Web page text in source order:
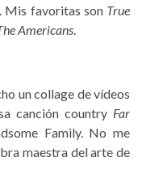
Mis favoritas son True
Americans
un collage de vídeos
canción country Far
Family. No me
maestra del arte de